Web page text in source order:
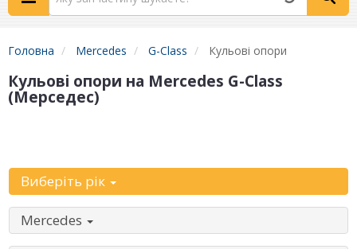
Головна Mercedes G-Class Кульові опори
Кульові опори на Mercedes G-Class
(Мерседес)
Виберіть рік
Mercedes